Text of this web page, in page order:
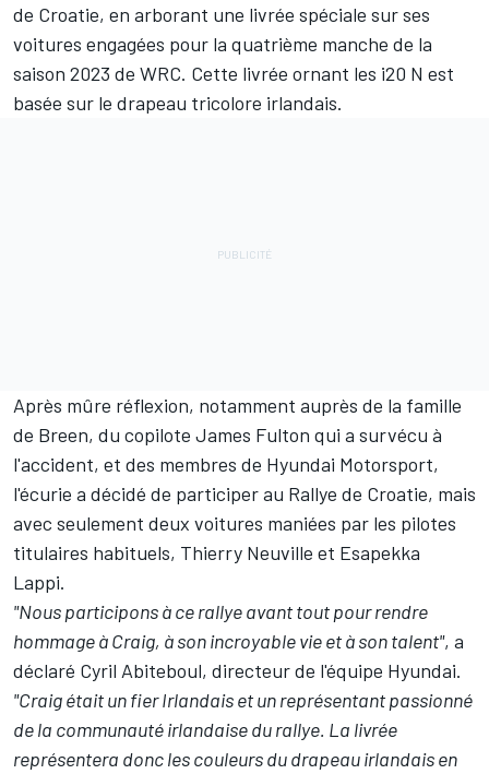
de Croatie, en arborant une livrée spéciale sur ses
voitures engagées pour la quatrième manche de la
saison 2023 de WRC. Cette livrée ornant les i20 N est
basée sur le drapeau tricolore irlandais.
Après mûre réflexion, notamment auprès de la famille
de Breen, du copilote James Fulton qui a survécu à
l'accident, et des membres de Hyundai Motorsport,
l'écurie a décidé de participer au Rallye de Croatie, mais
avec seulement deux voitures maniées par les pilotes
titulaires habituels, Thierry Neuville et Esapekka
Lappi.
"Nous participons à ce rallye avant tout pour rendre
hommage à Craig, à son incroyable vie et à son talent", a
déclaré Cyril Abiteboul, directeur de l'équipe Hyundai.
"Craig était un fier Irlandais et un représentant passionné
de la communauté irlandaise du rallye. La livrée
représentera donc les couleurs du drapeau irlandais en